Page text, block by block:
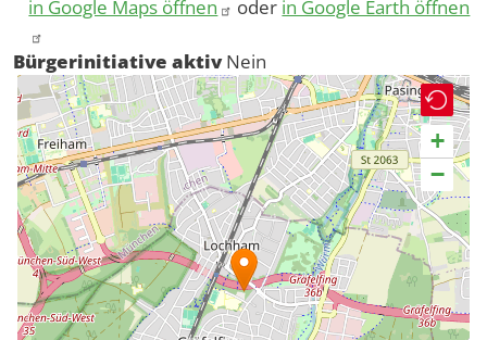
in Google Maps öffnen
oder in Google Earth öffnen
Bürgerinitiative aktiv Nein
+
−